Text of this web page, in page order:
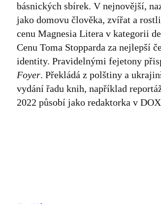
básnických sbírek. V nejnovější,
jako domovu člověka, zvířat a
cenu Magnesia Litera v kategorii
Cenu Toma Stopparda za nejlepší
identity. Pravidelnými fejetony
Foyer. Překládá z polštiny a
vydání řadu knih, například
2022 působí jako redaktorka v